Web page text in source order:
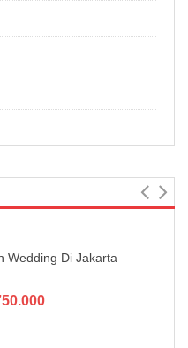
Wedding Di Jakarta
Current